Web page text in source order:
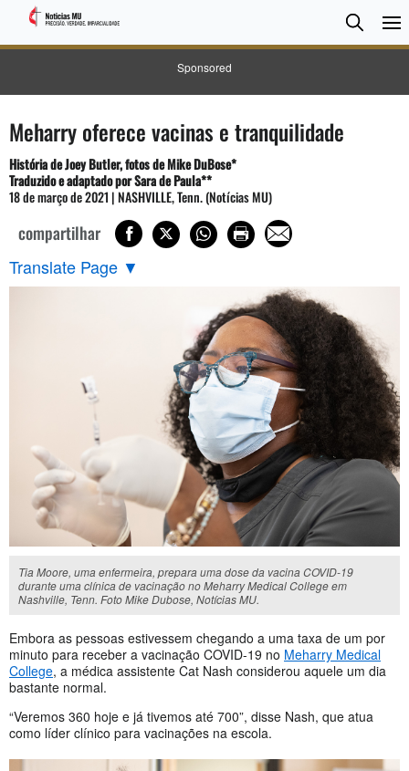
Sponsored
Search
Meharry oferece vacinas e tranquilidade
História de Joey Butler, fotos de Mike DuBose*
Traduzido e adaptado por Sara de Paula**
18 de março de 2021 | NASHVILLE, Tenn. (Notícias MU)
compartilhar
Translate Page ▼
Tia Moore, uma enfermeira, prepara uma dose da vacina COVID-19
durante uma clínica de vacinação no Meharry Medical College em
Nashville, Tenn. Foto Mike Dubose, Notícias MU.
Embora as pessoas estivessem chegando a uma taxa de um por
minuto para receber a vacinação COVID-19 no Meharry Medical
College, a médica assistente Cat Nash considerou aquele um dia
bastante normal.
“Veremos 360 hoje e já tivemos até 700”, disse Nash, que atua
como líder clínico para vacinações na escola.